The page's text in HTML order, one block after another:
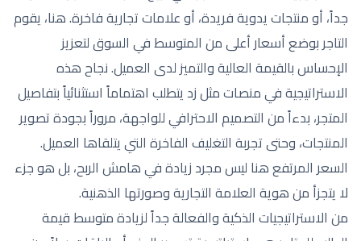
جداً، أو منتجات يدوية فريدة، أو علامات تجارية فاخرة. هنا، يقوم
التاجر بوضع أسعار أعلى من المتوسط في السوق لتعزيز
الإحساس بالقيمة العالية والتميز لدى العميل. نجاح هذه
الاستراتيجية في منصات مثل زد يتطلب اهتماماً استثنائياً بتفاصيل
المتجر، بدءاً من التصميم الاحترافي للواجهة، مروراً بجودة تصوير
المنتجات، وحتى تجربة التغليف الفاخرة التي يتلقاها العميل.
السعر المرتفع هنا ليس مجرد زيادة في هامش الربح، بل هو جزء
لا يتجزأ من هوية العلامة التجارية وصورتها الذهنية.
من الاستراتيجيات الذكية والفعالة جداً لزيادة متوسط قيمة